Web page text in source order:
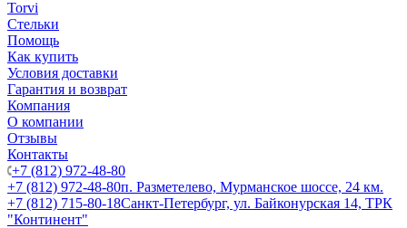
Torvi
Стельки
Помощь
Как купить
Условия доставки
Гарантия и возврат
Компания
О компании
Отзывы
Контакты
+7 (812) 972-48-80
+7 (812) 972-48-80п. Разметелево, Мурманское шоссе, 24 км.
+7 (812) 715-80-18Санкт-Петербург, ул. Байконурская 14, ТРК
"Континент"